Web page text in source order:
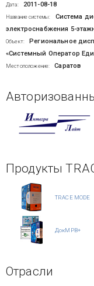
Дата: 2011-08-18
Название системы:
Система
электроснабжения 5-
Объект:
Региональное
«Системный Оператор
Местоположение: Саратов
Продукты
TRACE MODE
ДокМРВ+
Отрасли